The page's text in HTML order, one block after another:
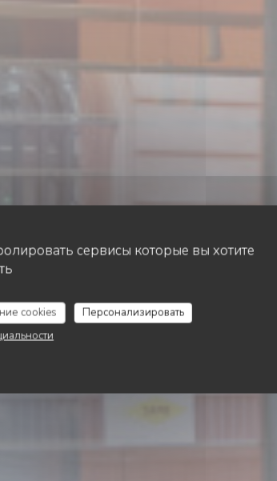
сервисы которые вы хотите
cookies
Персонализировать
House